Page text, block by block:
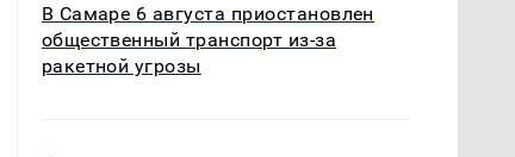
В Самаре 6 августа приостановлен
общественный транспорт из-за
ракетной угрозы